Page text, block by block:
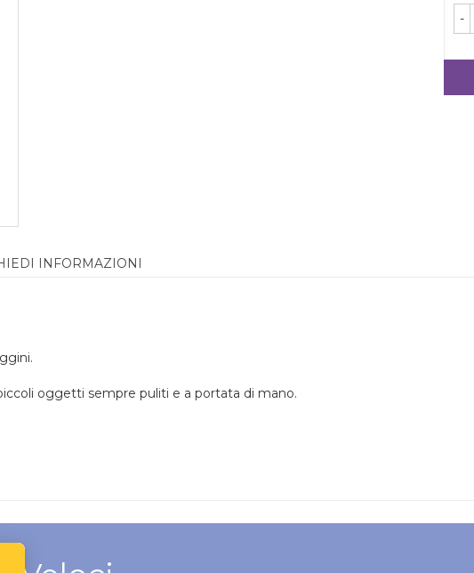
-
INFORMAZIONI
oggetti sempre puliti e a portata di mano.